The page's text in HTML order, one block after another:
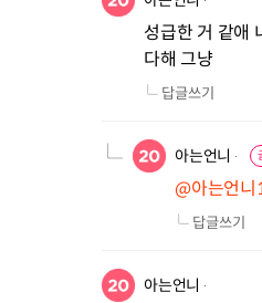
성급한 거 같애
다해 그냥
답글쓰기
아는언니
@아는언니
답글쓰기
아는언니